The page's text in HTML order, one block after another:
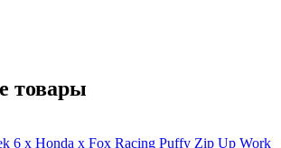
товары
6 x Honda x Fox Racing Puffy Zip Up Work